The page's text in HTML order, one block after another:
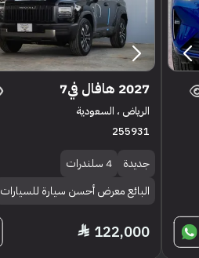
2027 هافال في7
الرياض ، السعودية
255931
جديدة
4 سلندرات
البائع معرض أحسن سيارة للسيارات
122,000